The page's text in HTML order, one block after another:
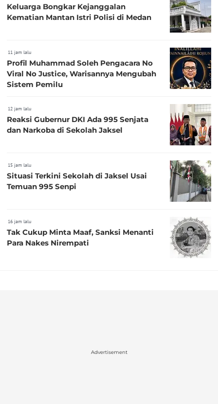
Keluarga Bongkar Kejanggalan
Kematian Mantan Istri Polisi di Medan
11 jam lalu
Profil Muhammad Soleh Pengacara No
Viral No Justice, Warisannya Mengubah
Sistem Pemilu
12 jam lalu
Reaksi Gubernur DKI Ada 995 Senjata
dan Narkoba di Sekolah Jaksel
15 jam lalu
Situasi Terkini Sekolah di Jaksel Usai
Temuan 995 Senpi
16 jam lalu
Tak Cukup Minta Maaf, Sanksi Menanti
Para Nakes Nirempati
Advertisement